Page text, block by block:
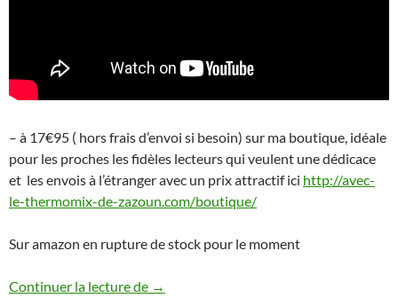
– à 17€95 ( hors frais d’envoi si besoin) sur ma boutique, idéale
pour les proches les fidèles lecteurs qui veulent une dédicace
et les envois à l’étranger avec un prix attractif ici http://avec-
le-thermomix-de-zazoun.com/boutique/
Sur amazon en rupture de stock pour le moment
Continuer la lecture de Mon livre de recettes Thermomix à
→